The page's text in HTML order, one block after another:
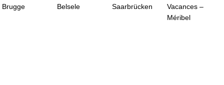
Brugge
Belsele
Saarbrücken
Vacances –
Méribel